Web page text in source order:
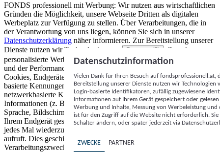
FONDS professionell mit Werbung: Wir nutzen aus wirtschaftlichen
Gründen die Möglichkeit, unsere Webseite Dritten als digitalen
Werbeplatz zur Verfügung zu stellen. Über Verarbeitungen, die in
der Verantwortung von uns liegen, können Sie sich in unserer
Datenschutzerklärung näher informieren. Zur Bereitstellung unserer
Dienste nutzen wir Technologien von
Partnern (5)
. Zwecke:
personalisierte Werbung und Inhalte, Messung von Werbeleistung
und der Performance von Inhalten sowie Zielgruppenforschung.
Cookies, Endgeräte- oder ähnliche Online-Kennungen (z. B. login-
basierte Kennungen, zufällig generierte Kennungen,
netzwerkbasierte Kennungen) können zusammen mit anderen
Informationen (z. B. Browsertyp und Browserinformationen,
Sprache, Bildschirmgröße, unterstützte Technologien usw.) auf
Ihrem Endgerät gespeichert oder von dort ausgelesen werden, um es
jedes Mal wiederzuerkennen, wenn es eine App oder einer Webseite
aufruft. Dies geschieht für einen oder mehrere der hier aufgeführten
Verarbeitungszwecke.
Datenschutzinformation
Vielen Dank für Ihren Besuch auf
Bereitstellung unserer Dienste nutzen wir Technologien
Login-basierte Identifikatoren, zufällig zugewiesene
Informationen auf Ihrem Gerät gespeichert oder
Werbung und Inhalte, Messung von Werbeleistung
ist für den Zugriff auf die Website nicht erforderlich.
Schalter ändern, oder später jederzeit via
ZWECKE PARTNER